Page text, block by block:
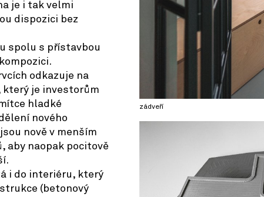
je i tak velmi
dispozici bez
spolu s přístavbou
odkazuje na
který je investorům
hladké
nového
nově v menším
aby naopak pocitově
i do interiéru, který
(betonový
zádveří